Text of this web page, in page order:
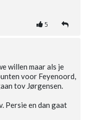
5
willen maar als je
voor Feyenoord,
tov Jørgensen.
Persie en dan gaat